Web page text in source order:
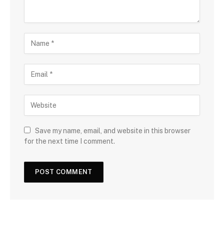
Save my name, email, and website in this browser
for the next time I comment.